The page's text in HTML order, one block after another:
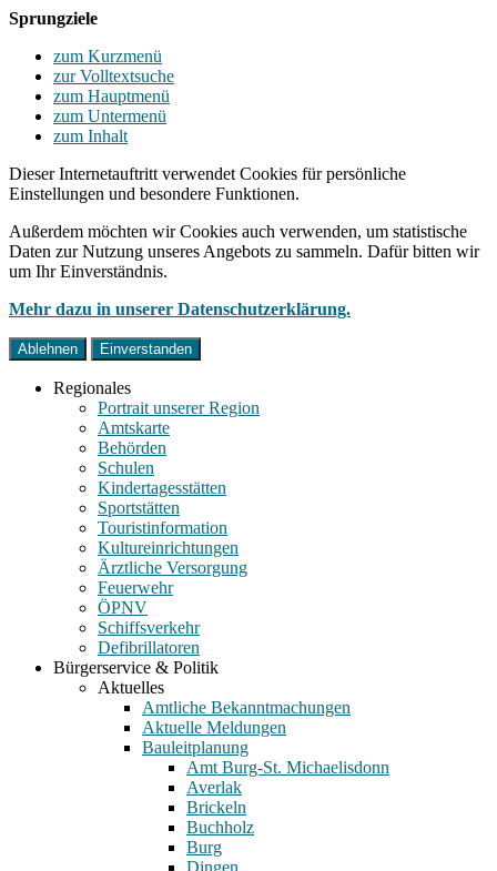
Sprungziele
zum Kurzmenü
zur Volltextsuche
zum Hauptmenü
zum Untermenü
zum Inhalt
Dieser Internetauftritt verwendet Cookies für persönliche
Einstellungen und besondere Funktionen.
Außerdem möchten wir Cookies auch verwenden, um statistische
Daten zur Nutzung unseres Angebots zu sammeln. Dafür bitten wir
um Ihr Einverständnis.
Mehr dazu in unserer Datenschutzerklärung.
Ablehnen Einverstanden
Regionales
Portrait unserer Region
Amtskarte
Behörden
Schulen
Kindertagesstätten
Sportstätten
Touristinformation
Kultureinrichtungen
Ärztliche Versorgung
Feuerwehr
ÖPNV
Schiffsverkehr
Defibrillatoren
Bürgerservice & Politik
Aktuelles
Amtliche Bekanntmachungen
Aktuelle Meldungen
Bauleitplanung
Amt Burg-St. Michaelisdonn
Averlak
Brickeln
Buchholz
Burg
Dingen